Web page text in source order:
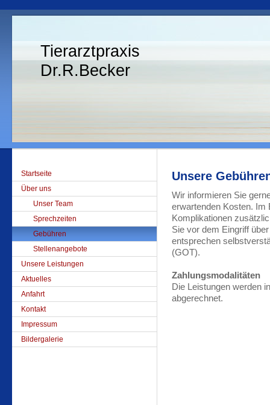
Tierarztpraxis
Dr.R.Becker
Startseite
Über uns
Unser Team
Sprechzeiten
Gebühren
Stellenangebote
Unsere Leistungen
Aktuelles
Anfahrt
Kontakt
Impressum
Bildergalerie
Unsere
Wir informieren Sie
erwartenden Kosten. Im
Komplikationen
Sie vor dem Eingriff
entsprechen
(GOT).
Zahlungsmodalitäten
Die Leistungen werden
abgerechnet.